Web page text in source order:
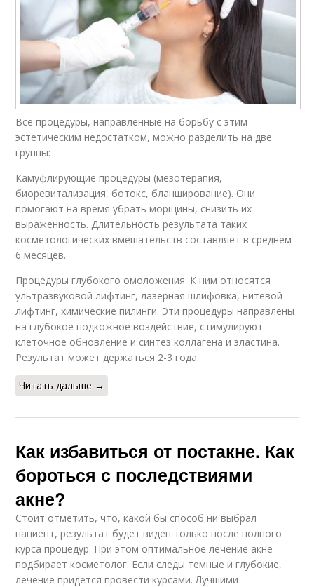
Все процедуры, направленные на борьбу с этим
эстетическим недостатком, можно разделить на две
группы:
Камуфлирующие процедуры (мезотерапия,
биоревитализация, ботокс, бланширование). Они
помогают на время убрать морщины, снизить их
выраженность. Длительность результата таких
косметологических вмешательств составляет в среднем
6 месяцев.
Процедуры глубокого омоложения. К ним относятся
ультразвуковой лифтинг, лазерная шлифовка, нитевой
лифтинг, химические пилинги. Эти процедуры направлены
на глубокое подкожное воздействие, стимулируют
клеточное обновление и синтез коллагена и эластина.
Результат может держаться 2-3 года.
Читать дальше →
Как избавиться от постакне. Как
бороться с последствиями
акне?
Стоит отметить, что, какой бы способ ни выбрал
пациент, результат будет виден только после полного
курса процедур. При этом оптимальное лечение акне
подбирает косметолог. Если следы темные и глубокие,
лечение придется провести курсами. Лучшими